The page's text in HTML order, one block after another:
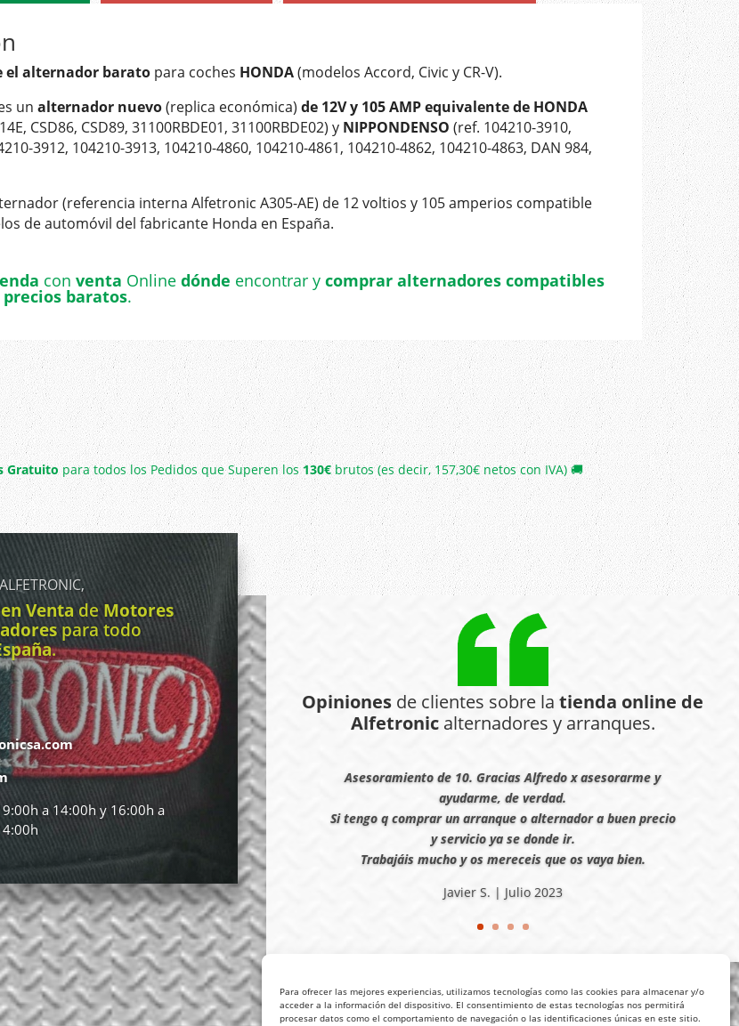
Para ofrecer las mejores experiencias, utilizamos tecnologías como las cookies para almacenar y/o
acceder a la información del dispositivo. El consentimiento de estas tecnologías nos permitirá
procesar datos como el comportamiento de navegación o las identificaciones únicas en este sitio.
el alternador barato para coches HONDA(modelos Accord, Civic y CR-V).
unalternador nuevo(replica económica)de 12V y 105 AMP equivalente de HONDA
CSD86, CSD89, 31100RBDE01, 31100RBDE02) y NIPPONDENSO (ref. 104210-3910,
3912, 104210-3913, 104210-4860, 104210-4861, 104210-4862, 104210-4863, DAN 984,
(referencia interna Alfetronic A305-AE) de 12 voltios y 105 amperios compatible
de automóvil del fabricante Honda en España.
conventa Onlinedónde encontrar ycomprar alternadores compatibles
baratos.
Gratuitopara todos los Pedidos que Superen los130€brutos (es decir, 157,30€ netos con IVA) 🚚
VentadeMotores
para todo
.
9:00h a 14:00h y 16:00h a
Opiniones de clientes sobre latienda online de
Alfetronicalternadores y arranques.
Asesoramiento de 10. Gracias Alfredo x asesorarme y
ayudarme, de verdad.
Si tengo q comprar un arranque o alternador a buen precio
y servicio ya se donde ir.
Trabajáis mucho y os mereceis que os vaya bien.
Javier S. | Julio 2023